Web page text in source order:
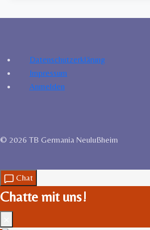
Datenschutzerklärung
Impressum
Anmelden
© 2026 TB Germania Neulußheim
Chat
Chatte mit uns!